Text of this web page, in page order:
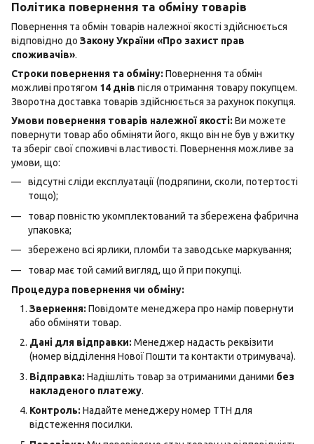
Політика повернення та обміну товарів
Повернення та обмін товарів належної якості здійснюється
відповідно до Закону України «Про захист прав
споживачів».
Строки повернення та обміну: Повернення та обмін
можливі протягом 14 днів після отримання товару покупцем.
Зворотна доставка товарів здійснюється за рахунок покупця.
Умови повернення товарів належної якості: Ви можете
повернути товар або обміняти його, якщо він не був у вжитку
та зберіг свої споживчі властивості. Повернення можливе за
умови, що:
відсутні сліди експлуатації (подряпини, сколи, потертості
тощо);
товар повністю укомплектований та збережена фабрична
упаковка;
збережено всі ярлики, пломби та заводське маркування;
товар має той самий вигляд, що й при покупці.
Процедура повернення чи обміну:
Звернення: Повідомте менеджера про намір повернути
або обміняти товар.
Дані для відправки: Менеджер надасть реквізити
(номер відділення Нової Пошти та контакти отримувача).
Відправка: Надішліть товар за отриманими даними без
накладеного платежу.
Контроль: Надайте менеджеру номер ТТН для
відстеження посилки.